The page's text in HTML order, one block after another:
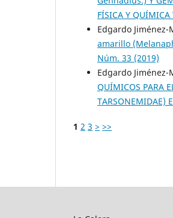
FÍSICA Y QUÍMICA
Edgardo Jiménez-
amarillo
Núm. 33 (2019)
Edgardo
QUÍMICOS PARA
TARSONEMIDAE)
1 2 3 > >>